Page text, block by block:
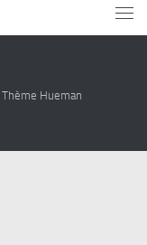
Thème Hueman